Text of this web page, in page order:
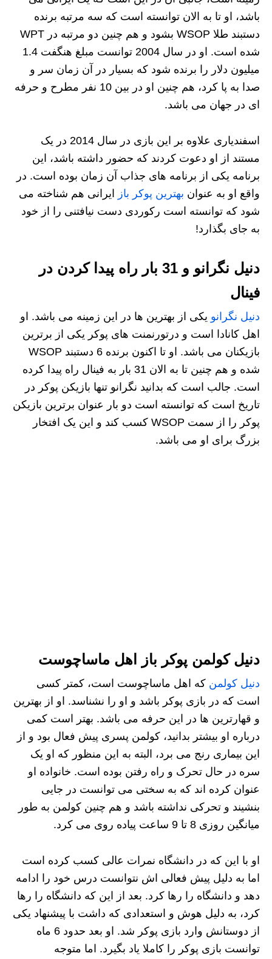
باشد، او تا به الان توانسته است که سه مرتبه برنده
دستبند طلا WSOP بشود و هم چنین دو مرتبه در WPT
شده است. او در سال 2004 توانست مبلغ هنگفت 1.4
میلیون دلار را برنده شود که بسیار در آن زمان سر و
صدا به پا کرد، هم چنین او در بین 10 نفر مطرح و حرفه
ای در جهان می باشد.
اسفندیاری علاوه بر این بازی در سال 2014 در یک
مستند از او دعوت کردند که حضور داشته باشد، این
برنامه یکی از برنامه های جذاب آن زمان بوده است. در
واقع او به عنوان بهترین پوکر باز
ایرانی هم شناخته می
شود که توانسته است رکوردی دست نیافتنی را از خود
به جای بگذارد!
دنیل نگرانو و 31 بار راه پیدا کردن در
فینال
دنیل نگرانو یکی از بهترین ها در این زمینه می باشد. او
اهل کانادا است و درتورنمنت های پوکر یکی از برترین
بازیکنان می باشد. او تا اکنون برنده 6 دستبند WSOP
شده و هم چنین تا به الان 31 بار به فینال راه پیدا کرده
است. جالب است که بدانید نگرانو تنها بازیکن پوکر در
تاریخ است که توانسته است دو بار عنوان برترین بازیکن
پوکر را از سمت WSOP کسب کند و این یک افتخار
بزرگ برای او می باشد.
دنیل کولمن پوکر باز اهل ماساچوست
دنیل کولمن که اهل ماساچوست است، کمتر کسی
است که در بازی پوکر باشد و او را نشناسد. او از بهترین
و قهارترین ها در این حرفه می باشد. بهتر است کمی
درباره او بیشتر بدانید، کولمن پسری پیش فعال بود و از
این بیماری رنج می برد، البته به این منظور که او یک
سره در حال تحرک و راه رفتن بوده است. خانواده او
عنوان کرده اند که به سختی می توانست در جایی
بنشیند و تحرکی نداشته باشد و هم چنین کولمن به طور
میانگین روزی 8 تا 9 ساعت پیاده روی می کرد.
او با این که در دانشگاه نمرات عالی کسب کرده است
اما به دلیل پیش فعالی اش نتوانست درس خود را ادامه
دهد و دانشگاه را رها کرد. بعد از این که دانشگاه را رها
کرد، به دلیل هوش و استعدادی که داشت با پیشنهاد یکی
از دوستانش وارد بازی پوکر شد. او بعد حدود 6 ماه
توانست بازی پوکر را کاملا یاد بگیرد. اما متوجه